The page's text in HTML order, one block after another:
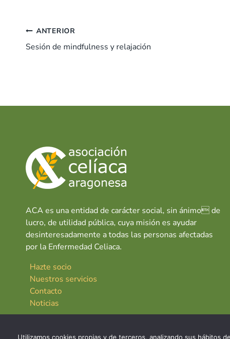
b
o
s
A dI t
Navegación
de
ANTERIOR
Sesión de mindfulness y relajación
ACA es una entidad de carácter social, sin ánimo de
lucro, de utilidad pública, cuya misión es ayudar
desinteresadamente a todas las personas afectadas
por la Enfermedad Celiaca.
Hazte socio
Nuestros servicios
Contacto
Noticias
Utilizamos cookies propias y de terceros, analizando sus hábitos